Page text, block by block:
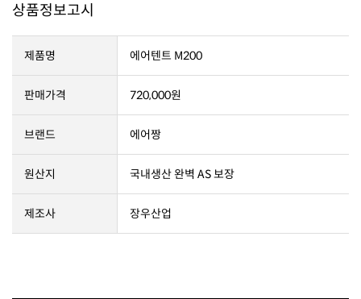
상품정보고시
제품명 에어텐트 M200
판매가격 720,000원
브랜드 에어짱
원산지 국내생산 완벽 AS 보장
제조사 장우산업